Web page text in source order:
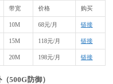
带宽 价格 购买
10M 68元/月 链接
15M 118元/月 链接
20M 198元/月 链接
500G防御）